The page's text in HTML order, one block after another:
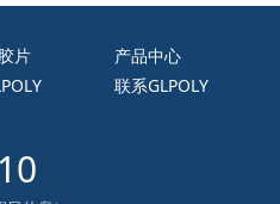
片
产品中心
联系GLPOLY